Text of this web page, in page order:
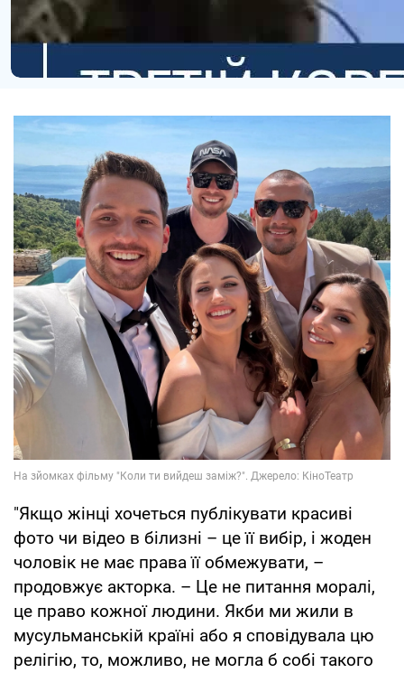
"Якщо жінці хочеться публікувати красиві
фото чи відео в білизні – це її вибір, і жоден
чоловік не має права її обмежувати, –
продовжує акторка. – Це не питання моралі,
це право кожної людини. Якби ми жили в
мусульманській країні або я сповідувала цю
релігію, то, можливо, не могла б собі такого